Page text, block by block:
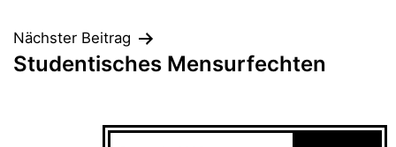
Nächster Beitrag
Studentisches Mensurfechten
Suchen